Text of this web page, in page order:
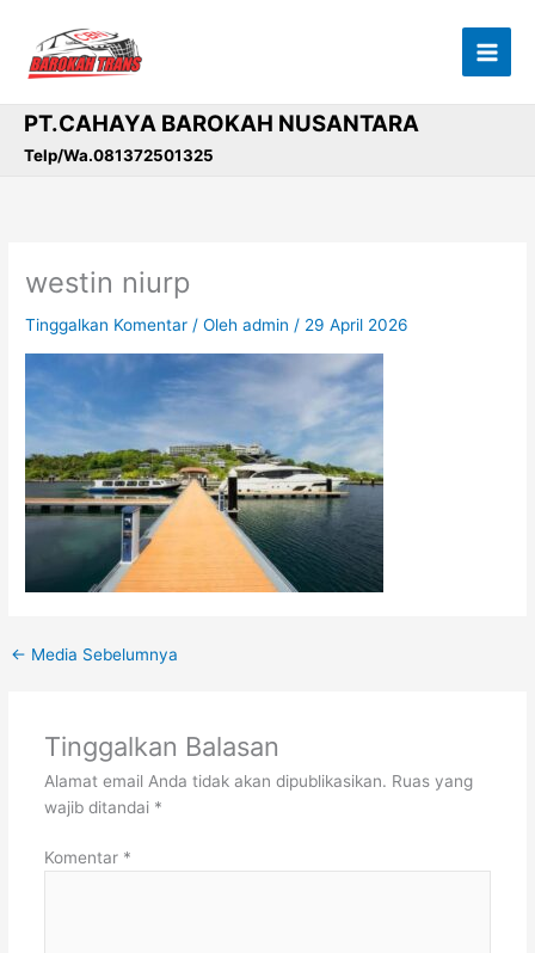
konten
PT.CAHAYA BAROKAH NUSANTARA
Telp/Wa.081372501325
westin niurp
Tinggalkan Komentar / Olehadmin / 29 April 2026
← Media Sebelumnya
Tinggalkan Balasan
Alamat email Anda tidak akan dipublikasikan. Ruas yang
wajib ditandai *
Komentar *